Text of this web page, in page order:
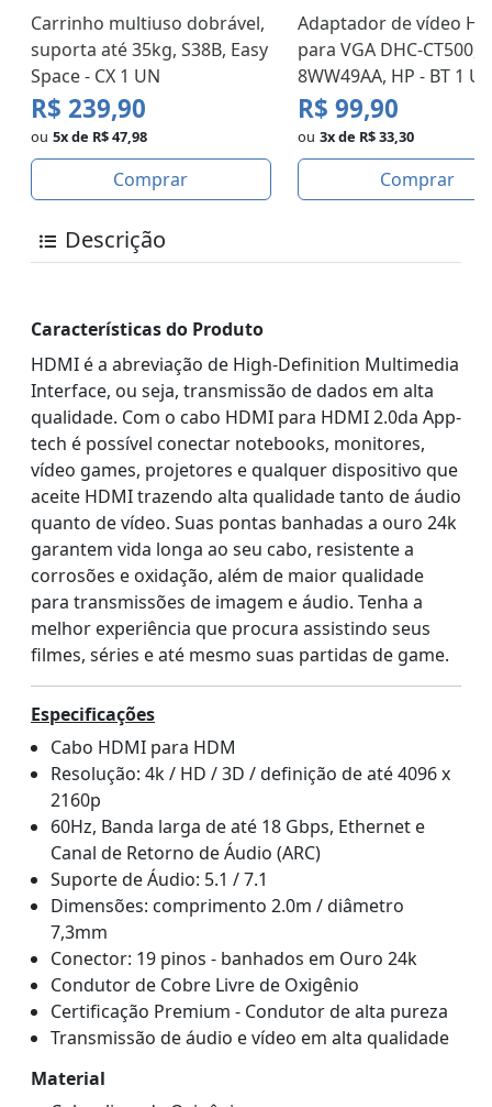
Carrinho multiuso dobrável,
suporta até 35kg, S38B, Easy
Space - CX 1 UN
R$ 239,90
ou 5x de R$ 47,98
Comprar
Adaptador de vídeo
para VGA DHC-CT500,
8WW49AA, HP - BT 1
R$ 99,90
ou 3x de R$ 33,30
Comprar
Descrição
Características do Produto
HDMI é a abreviação de High-Definition Multimedia
Interface, ou seja, transmissão de dados em alta
qualidade. Com o cabo HDMI para HDMI 2.0da App-
tech é possível conectar notebooks, monitores,
vídeo games, projetores e qualquer dispositivo que
aceite HDMI trazendo alta qualidade tanto de áudio
quanto de vídeo. Suas pontas banhadas a ouro 24k
garantem vida longa ao seu cabo, resistente a
corrosões e oxidação, além de maior qualidade
para transmissões de imagem e áudio. Tenha a
melhor experiência que procura assistindo seus
filmes, séries e até mesmo suas partidas de game.
Especificações
Cabo HDMI para HDM
Resolução: 4k / HD / 3D / definição de até 4096 x
2160p
60Hz, Banda larga de até 18 Gbps, Ethernet e
Canal de Retorno de Áudio (ARC)
Suporte de Áudio: 5.1 / 7.1
Dimensões: comprimento 2.0m / diâmetro
7,3mm
Conector: 19 pinos - banhados em Ouro 24k
Condutor de Cobre Livre de Oxigênio
Certificação Premium - Condutor de alta pureza
Transmissão de áudio e vídeo em alta qualidade
Material